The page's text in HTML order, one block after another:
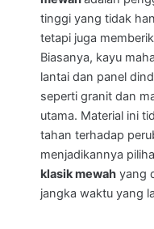
tinggi yang tidak
tetapi juga
Biasanya, kayu
lantai dan panel
seperti granit dan
utama. Material ini
tahan terhadap
menjadikannya
klasik mewah yang
jangka waktu yang